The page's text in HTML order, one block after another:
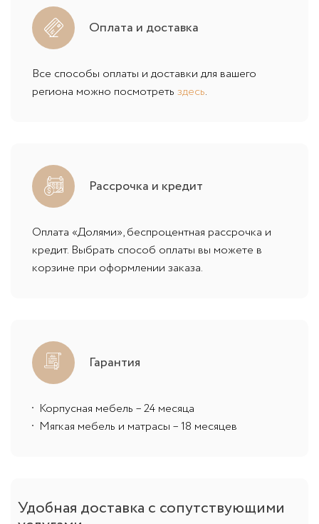
Оплата и доставка
Все способы оплаты и доставки для вашего
региона можно посмотреть здесь.
Рассрочка и кредит
Оплата «Долями», беспроцентная рассрочка и
кредит. Выбрать способ оплаты вы можете в
корзине при оформлении заказа.
Гарантия
Корпусная мебель – 24 месяца
Мягкая мебель и матрасы – 18 месяцев
Удобная доставка с сопутствующими